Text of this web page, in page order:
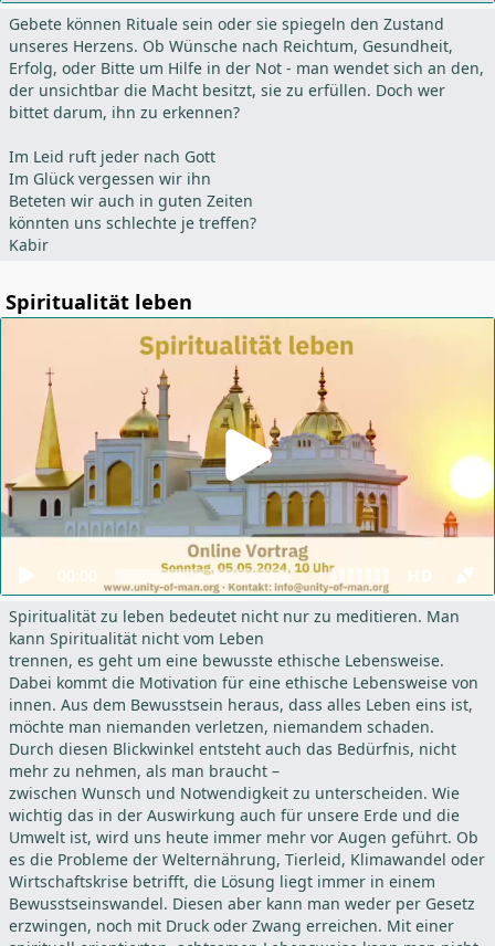
Gebete können Rituale sein oder sie spiegeln den Zustand
unseres Herzens. Ob Wünsche nach Reichtum, Gesundheit,
Erfolg, oder Bitte um Hilfe in der Not - man wendet sich an den,
der unsichtbar die Macht besitzt, sie zu erfüllen. Doch wer
bittet darum, ihn zu erkennen?
Im Leid ruft jeder nach Gott
Im Glück vergessen wir ihn
Beteten wir auch in guten Zeiten
könnten uns schlechte je treffen?
Kabir
Spiritualität leben
00:00
HD
Spiritualität zu leben bedeutet nicht nur zu meditieren. Man
kann Spiritualität nicht vom Leben
trennen, es geht um eine bewusste ethische Lebensweise.
Dabei kommt die Motivation für eine ethische Lebensweise von
innen. Aus dem Bewusstsein heraus, dass alles Leben eins ist,
möchte man niemanden verletzen, niemandem schaden.
Durch diesen Blickwinkel entsteht auch das Bedürfnis, nicht
mehr zu nehmen, als man braucht –
zwischen Wunsch und Notwendigkeit zu unterscheiden. Wie
wichtig das in der Auswirkung auch für unsere Erde und die
Umwelt ist, wird uns heute immer mehr vor Augen geführt. Ob
es die Probleme der Welternährung, Tierleid, Klimawandel oder
Wirtschaftskrise betrifft, die Lösung liegt immer in einem
Bewusstseinswandel. Diesen aber kann man weder per Gesetz
erzwingen, noch mit Druck oder Zwang erreichen. Mit einer